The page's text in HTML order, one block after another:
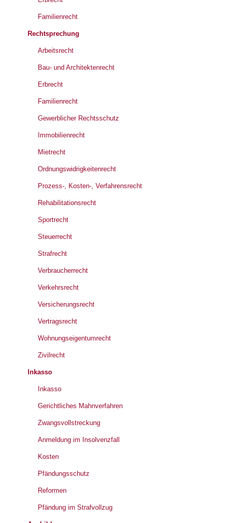
Familienrecht
Rechtsprechung
Arbeitsrecht
Bau- und Architektenrecht
Erbrecht
Familienrecht
Gewerblicher Rechtsschutz
Immobilienrecht
Mietrecht
Ordnungswidrigkeitenrecht
Prozess-, Kosten-, Verfahrensrecht
Rehabilitationsrecht
Sportrecht
Steuerrecht
Strafrecht
Verbraucherrecht
Verkehrsrecht
Versicherungsrecht
Vertragsrecht
Wohnungseigentumrecht
Zivilrecht
Inkasso
Inkasso
Gerichtliches Mahnverfahren
Zwangsvollstreckung
Anmeldung im Insolvenzfall
Kosten
Pfändungsschutz
Reformen
Pfändung im Strafvollzug